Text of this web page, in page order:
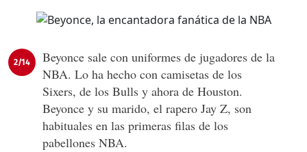
2/14
Beyonce sale con uniformes de jugadores de la
NBA. Lo ha hecho con camisetas de los
Sixers, de los Bulls y ahora de Houston.
Beyonce y su marido, el rapero Jay Z, son
habituales en las primeras filas de los
pabellones NBA.